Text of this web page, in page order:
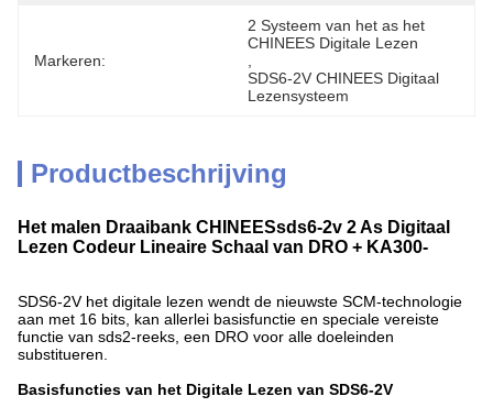
Markeren:
2 Systeem van het as het
CHINEES Digitale Lezen
SDS6-2V CHINEES Digitaal
Lezensysteem
Productbeschrijving
Het malen Draaibank CHINEESsds6-2v 2 As Digitaal
Lezen Codeur Lineaire Schaal van DRO + KA300-
SDS6-2V het digitale lezen wendt de nieuwste SCM-technologie
aan met 16 bits, kan allerlei basisfunctie en speciale vereiste
functie van sds2-reeks, een DRO voor alle doeleinden
substitueren.
Basisfuncties van het Digitale Lezen van SDS6-2V